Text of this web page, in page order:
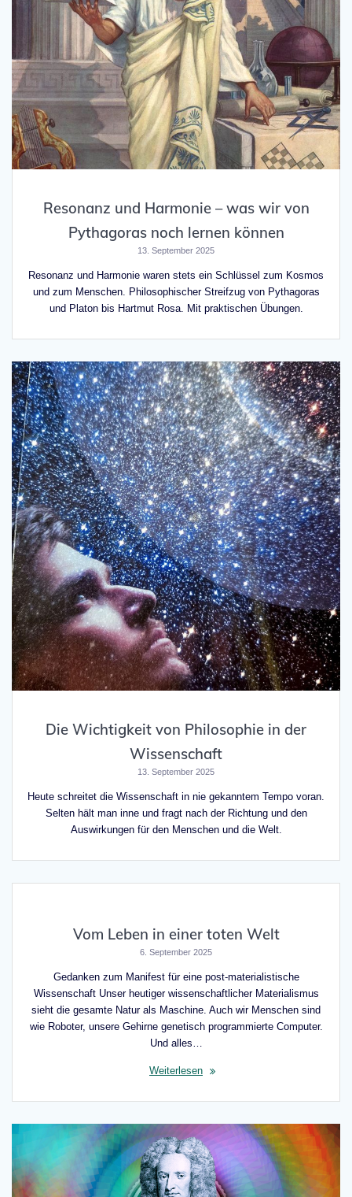
Resonanz und Harmonie – was wir von
Pythagoras noch lernen können
13. September 2025
Resonanz und Harmonie waren stets ein Schlüssel zum Kosmos
und zum Menschen. Philosophischer Streifzug von Pythagoras
und Platon bis Hartmut Rosa. Mit praktischen Übungen.
Die Wichtigkeit von Philosophie in der
Wissenschaft
13. September 2025
Heute schreitet die Wissenschaft in nie gekanntem Tempo voran.
Selten hält man inne und fragt nach der Richtung und den
Auswirkungen für den Menschen und die Welt.
Vom Leben in einer toten Welt
6. September 2025
Gedanken zum Manifest für eine post-materialistische
Wissenschaft Unser heutiger wissenschaftlicher Materialismus
sieht die gesamte Natur als Maschine. Auch wir Menschen sind
wie Roboter, unsere Gehirne genetisch programmierte Computer.
Und alles…
Weiterlesen